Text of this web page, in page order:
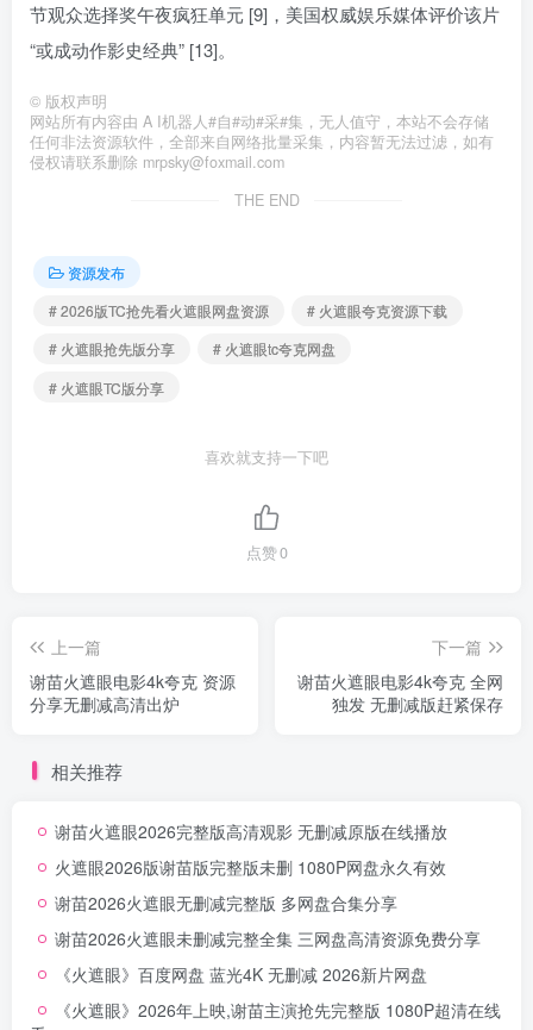
节观众选择奖午夜疯狂单元 [9]，美国权威娱乐媒体评价该片
“或成动作影史经典” [13]。
© 版权声明
网站所有内容由 A I机器人#自#动#采#集，无人值守，本站不会存储
任何非法资源软件，全部来自网络批量采集，内容暂无法过滤，如有
侵权请联系删除 mrpsky@foxmail.com
THE END
资源发布
# 2026版TC抢先看火遮眼网盘资源
# 火遮眼夸克资源下载
# 火遮眼抢先版分享
# 火遮眼tc夸克网盘
# 火遮眼TC版分享
喜欢就支持一下吧
点赞0
上一篇
谢苗火遮眼电影4k夸克 资源
分享无删减高清出炉
下一篇
谢苗火遮眼电影4k夸克 全网
独发 无删减版赶紧保存
相关推荐
谢苗火遮眼2026完整版高清观影 无删减原版在线播放
火遮眼2026版谢苗版完整版未删 1080P网盘永久有效
谢苗2026火遮眼无删减完整版 多网盘合集分享
谢苗2026火遮眼未删减完整全集 三网盘高清资源免费分享
《火遮眼》百度网盘 蓝光4K 无删减 2026新片网盘
《火遮眼》2026年上映,谢苗主演抢先完整版 1080P超清在线